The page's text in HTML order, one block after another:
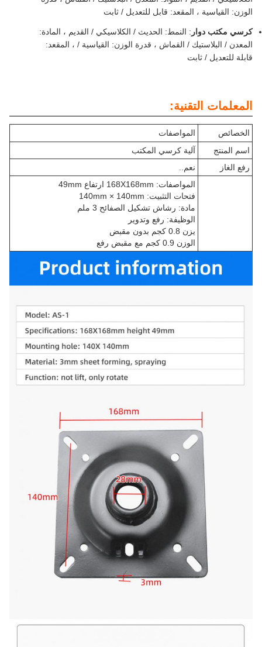
الوزن: القياسية ، المقعد: قابل للتعديل / ثابت
كرسي مكتب دوار : النمط: الحديث / الكلاسيكي / القديم ، المادة:
المعدن / البلاستيك / القماش ، قدرة الوزن: القياسية / ، المقعد:
قابلة للتعديل / ثابت
المعلمات التقنية:
الخصائص
المواصفات
اسم المنتج
آلية كرسي المكتب
رفع الغاز
نعم..
المواصفات: 168X168mm ارتفاع 49mm
فتحات التثبيت: 140mm × 140mm
مادة: رشاش تشكيل الصفائح 3 ملم
الوظيفة: رفع وتدوير
يزن 0.8 كجم بدون مقبض
الوزن 0.9 كجم مع مقبض رفع